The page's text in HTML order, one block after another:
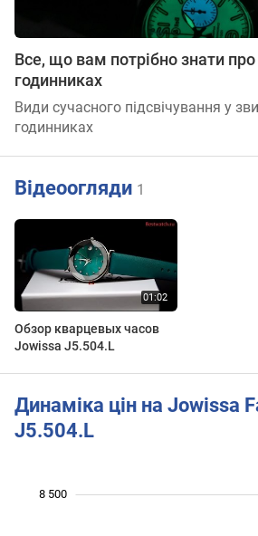
Все, що вам потрібно знати про
годинниках
Види сучасного підсвічування у
годинниках
Відеоогляди 1
Обзор кварцевых часов
Jowissa J5.504.L
Динаміка цін на Jowissa
J5.504.L
8 500